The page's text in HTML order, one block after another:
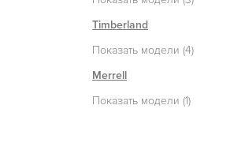
Timberland
Показать модели (4)
Merrell
Показать модели (1)